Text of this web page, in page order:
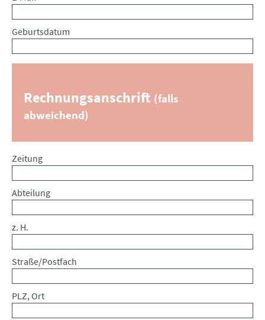
Geburtsdatum
Rechnungsanschrift (falls
abweichend)
Zeitung
Abteilung
z. H.
Straße/Postfach
PLZ, Ort